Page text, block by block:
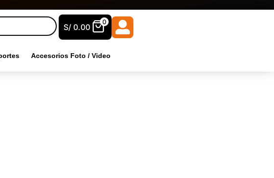
S/ 0.00
0
Accesorios Foto / Video